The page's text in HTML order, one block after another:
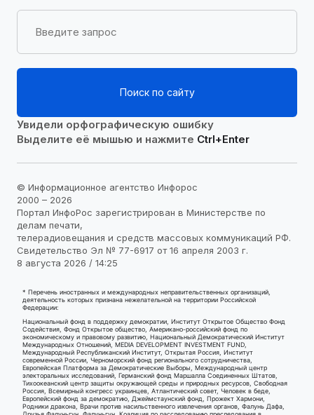
Поиск по сайту
Увидели орфографическую ошибку
Выделите её мышью и нажмите Ctrl+Enter
© Информационное агентство Инфорос
2000 – 2026
Портал ИнфоРос зарегистрирован в Министерстве по
делам печати,
телерадиовещания и средств массовых коммуникаций РФ.
Свидетельство Эл № 77-6917 от 16 апреля 2003 г.
8 августа 2026 / 14:25